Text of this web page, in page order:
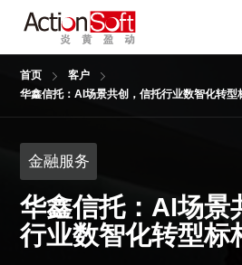
首页
客户
华鑫信托：AI场景共创，信托行业数智化转型
金融服务
华鑫信托：AI场景
行业数智化转型标